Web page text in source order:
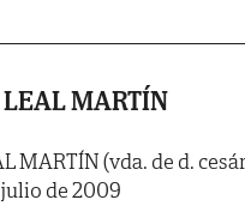
MARTÍN
MARTÍN (vda. de d.
de 2009